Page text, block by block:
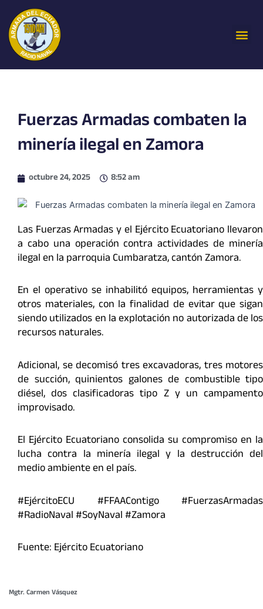
contenido
Fuerzas Armadas combaten la
minería ilegal en Zamora
octubre 24, 2025 8:52 am
Las Fuerzas Armadas y el Ejército Ecuatoriano llevaron
a cabo una operación contra actividades de minería
ilegal en la parroquia Cumbaratza, cantón Zamora.
En el operativo se inhabilitó equipos, herramientas y
otros materiales, con la finalidad de evitar que sigan
siendo utilizados en la explotación no autorizada de los
recursos naturales.
Adicional, se decomisó tres excavadoras, tres motores
de succión, quinientos galones de combustible tipo
diésel, dos clasificadoras tipo Z y un campamento
improvisado.
El Ejército Ecuatoriano consolida su compromiso en la
lucha contra la minería ilegal y la destrucción del
medio ambiente en el país.
#EjércitoECU #FFAAContigo #FuerzasArmadas
#RadioNaval #SoyNaval #Zamora
Fuente: Ejército Ecuatoriano
Mgtr. Carmen Vásquez